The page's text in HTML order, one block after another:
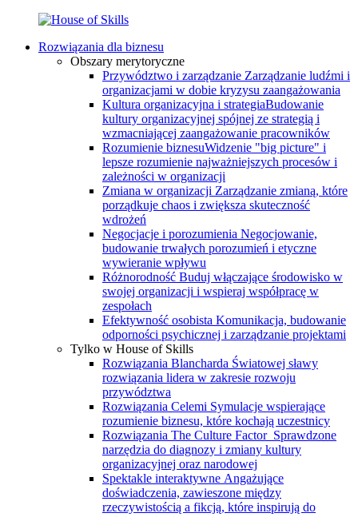
Rozwiązania dla biznesu
Obszary merytoryczne
Przywództwo i zarządzanie Zarządzanie ludźmi i
organizacjami w dobie kryzysu zaangażowania
Kultura organizacyjna i strategiaBudowanie
kultury organizacyjnej spójnej ze strategią i
wzmacniającej zaangażowanie pracowników
Rozumienie biznesuWidzenie "big picture" i
lepsze rozumienie najważniejszych procesów i
zależności w organizacji
Zmiana w organizacji Zarządzanie zmianą, które
porządkuje chaos i zwiększa skuteczność
wdrożeń
Negocjacje i porozumienia Negocjowanie,
budowanie trwałych porozumień i etyczne
wywieranie wpływu
Różnorodność Buduj włączające środowisko w
swojej organizacji i wspieraj współpracę w
zespołach
Efektywność osobista Komunikacja, budowanie
odporności psychicznej i zarządzanie projektami
Tylko w House of Skills
Rozwiązania Blancharda Światowej sławy
rozwiązania lidera w zakresie rozwoju
przywództwa
Rozwiązania Celemi Symulacje wspierające
rozumienie biznesu, które kochają uczestnicy
Rozwiązania The Culture Factor Sprawdzone
narzędzia do diagnozy i zmiany kultury
organizacyjnej oraz narodowej
Spektakle interaktywne Angażujące
doświadczenia, zawieszone między
rzeczywistością a fikcją, które inspirują do